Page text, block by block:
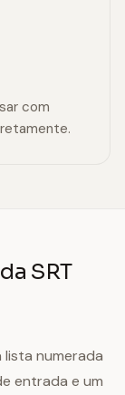
com
SRT
lista numerada
entrada e um